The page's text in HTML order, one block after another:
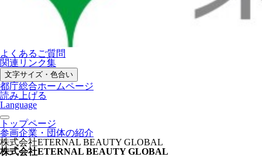
よくあるご質問
関連リンク集
文字サイズ・色合い
都庁総合ホームページ
読み上げる
Language
トップページ
参画企業・団体の紹介
株式会社ETERNAL BEAUTY GLOBAL
株式会社ETERNAL BEAUTY GLOBAL